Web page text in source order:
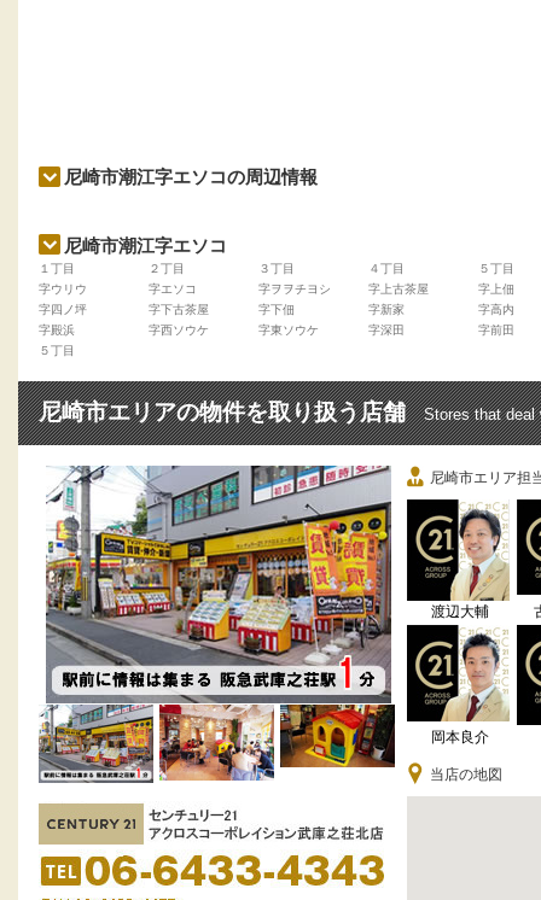
尼崎市潮江字エソコの周辺情報
尼崎市潮江字エソコ
１丁目 ２丁目 ３丁目 ４丁目
５丁目
字ウリウ
字エソコ 字ヲヲチヨシ 字上古茶屋
字上佃
字四ノ坪
字下古茶屋 字下佃 字新家
字高内
字殿浜
字西ソウケ 字東ソウケ 字深田
字前田
５丁目
尼崎市エリアの物件を取り扱う店舗 Stores that deal
尼崎市エリア担
渡辺大輔
岡本良介
当店の地図